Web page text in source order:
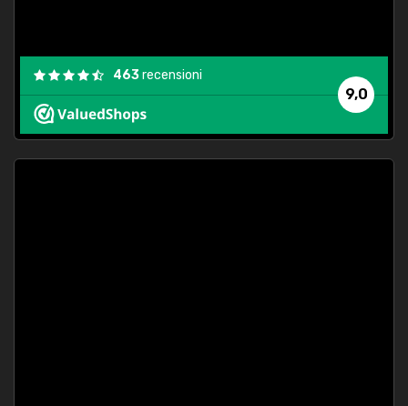
9,0
463recensioni